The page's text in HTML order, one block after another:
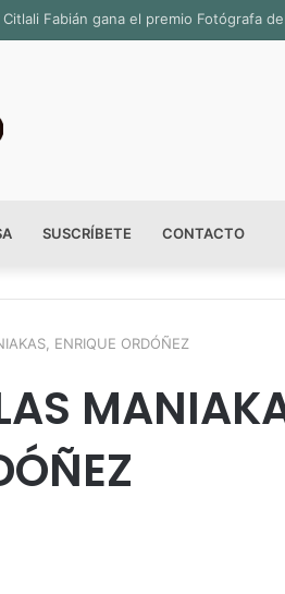
Inauguran sala permanente «Pedro
SUSCRÍBETE CONTACTO
ENRIQUE ORDÓÑEZ